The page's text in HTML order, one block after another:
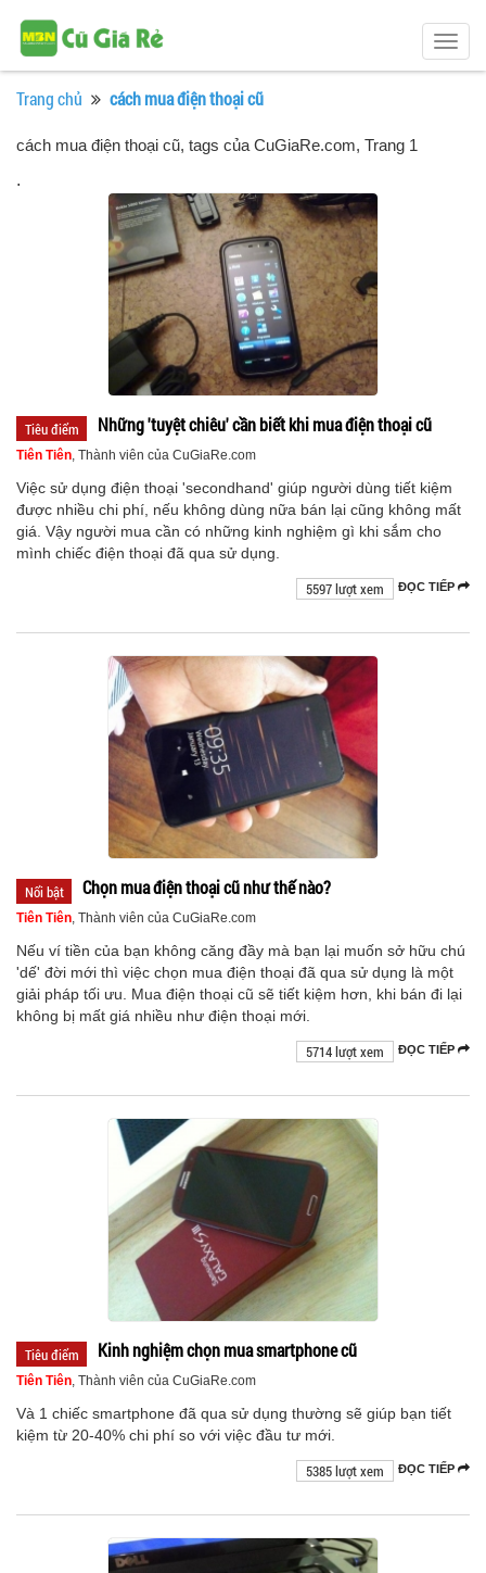
Trang chủ cách mua điện thoại cũ
cách mua điện thoại cũ, tags của CuGiaRe.com, Trang 1
.
Tiêu điểm Những 'tuyệt chiêu' cần biết khi mua điện thoại cũ
Tiên Tiên, Thành viên của CuGiaRe.com
Việc sử dụng điện thoại 'secondhand' giúp người dùng tiết kiệm
được nhiều chi phí, nếu không dùng nữa bán lại cũng không mất
giá. Vậy người mua cần có những kinh nghiệm gì khi sắm cho
mình chiếc điện thoại đã qua sử dụng.
ĐỌC TIẾP
5597 lượt xem
Nổi bật Chọn mua điện thoại cũ như thế nào?
Tiên Tiên, Thành viên của CuGiaRe.com
Nếu ví tiền của bạn không căng đầy mà bạn lại muốn sở hữu chú
'dế' đời mới thì việc chọn mua điện thoại đã qua sử dụng là một
giải pháp tối ưu. Mua điện thoại cũ sẽ tiết kiệm hơn, khi bán đi lại
không bị mất giá nhiều như điện thoại mới.
ĐỌC TIẾP
5714 lượt xem
Tiêu điểm Kinh nghiệm chọn mua smartphone cũ
Tiên Tiên, Thành viên của CuGiaRe.com
Và 1 chiếc smartphone đã qua sử dụng thường sẽ giúp bạn tiết
kiệm từ 20-40% chi phí so với việc đầu tư mới.
ĐỌC TIẾP
5385 lượt xem